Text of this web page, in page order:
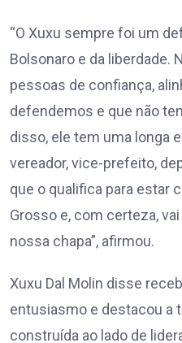
“O Xuxu sempre foi um
Bolsonaro e da liberdade.
pessoas de confiança,
defendemos e que não
disso, ele tem uma longa
vereador, vice-prefeito,
que o qualifica para estar
Grosso e, com certeza,
nossa chapa”, afirmou.
Xuxu Dal Molin disse
entusiasmo e destacou a
construída ao lado de